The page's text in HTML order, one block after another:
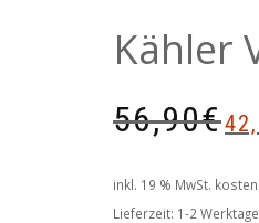
Kähler
56,90€Preis
56,90€
inkl. 19 % MwSt.
Lieferzeit: 1-2 Werktage